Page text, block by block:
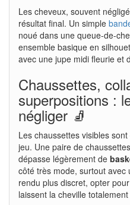
Les cheveux, souvent
résultat final. Un simple
noué dans une queue-de-
ensemble basique en
avec une jupe midi fleurie et
Chaussettes,
superpositions :
négliger 🧦
Les chaussettes visibles
jeu. Une paire de
dépasse légèrement de
côté très mode, surtout avec
rendu plus discret, opter
laissent la cheville